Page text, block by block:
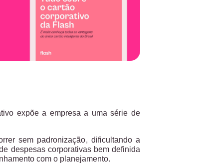
expõe a empresa a uma série de
sem padronização, dificultando a
despesas corporativas bem definida
com o planejamento.